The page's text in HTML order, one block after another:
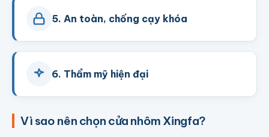
5. An toàn, chống cạy khóa
6. Thẩm mỹ hiện đại
Vì sao nên chọn cửa nhôm Xingfa?